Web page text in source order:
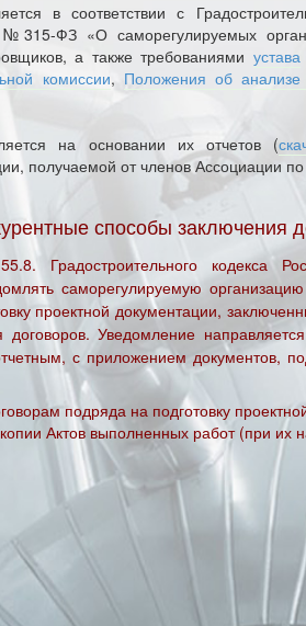
в соответствии с
ФЗ «О саморегулируемых
а также требованиямиустава
комиссии, Положения об
на основании их отчетов (
получаемой от членов Ассоциации
способы
Градостроительного кодекса
саморегулируемую
проектной документации,
Уведомление
с приложением документов,
подряда на подготовку
Актов выполненных работ (при их